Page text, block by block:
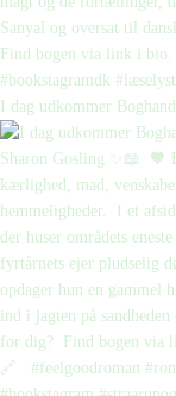
I dag udkommer